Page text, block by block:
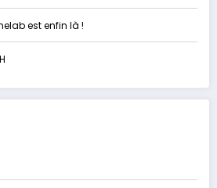
est enfin là !